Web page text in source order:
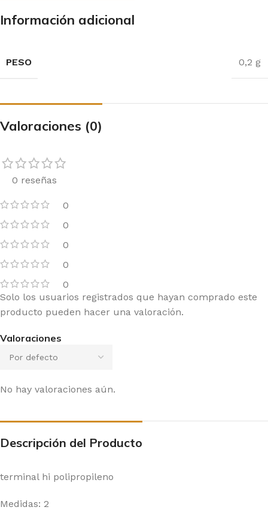
Información adicional
PESO 0,2 g
Valoraciones (0)
0 reseñas
0
0
0
0
0
Valoraciones
No hay valoraciones aún.
Solo los usuarios registrados que hayan comprado este
producto pueden hacer una valoración.
Descripción del Producto
terminal hi polipropileno
Medidas: 2